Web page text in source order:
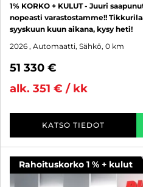
1% KORKO + KULUT - Juuri
nopeasti varastostamme!!
syyskuun kuun aikana, kysy heti!
2026 , Automaatti, Sähkö, 0 km
51 330 €
alk. 351 € / kk
KATSO TIEDOT
Rahoituskorko 1 % + kulut